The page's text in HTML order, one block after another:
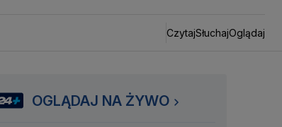
CzytajSłuchajOglądaj
OGLĄDAJ NA ŻYWO